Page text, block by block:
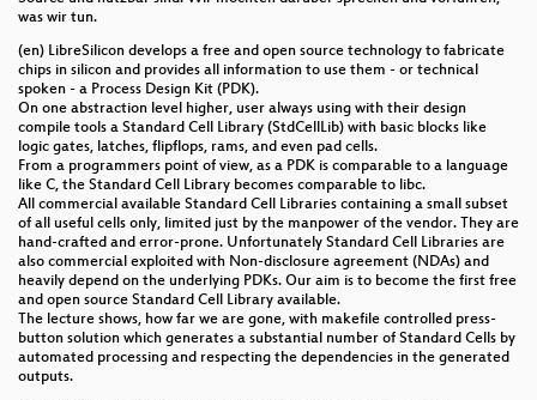
was wir tun.
(en) LibreSilicon develops a free and open source technology to fabricate
chips in silicon and provides all information to use them - or technical
spoken - a Process Design Kit (PDK).
On one abstraction level higher, user always using with their design
compile tools a Standard Cell Library (StdCellLib) with basic blocks like
logic gates, latches, flipflops, rams, and even pad cells.
From a programmers point of view, as a PDK is comparable to a language
like C, the Standard Cell Library becomes comparable to libc.
All commercial available Standard Cell Libraries containing a small subset
of all useful cells only, limited just by the manpower of the vendor. They are
hand-crafted and error-prone. Unfortunately Standard Cell Libraries are
also commercial exploited with Non-disclosure agreement (NDAs) and
heavily depend on the underlying PDKs. Our aim is to become the first free
and open source Standard Cell Library available.
The lecture shows, how far we are gone, with makefile controlled press-
button solution which generates a substantial number of Standard Cells by
automated processing and respecting the dependencies in the generated
outputs.